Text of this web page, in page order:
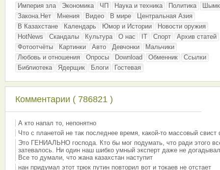
Империя зла Экономика ЧП Наука и техника Политика
Закона.Нет
Мнения Видео В мире
Центральная Азия
В Казахстане
Календарь Юмор и Истории
Новости оружия
HotNews
Скандалы Культура О нас IT Спорт
Архив статей
Фотоотчёты
Картинки Авто Девчонки
Мальчики
Любовь и отношения
Опросы Download Обменник
Ссылки
Библиотека
Ядерщик Блоги Гостевая
Комментарии ( 786821 )
А кто напал то, непонятно
Что с планетой не так последнее время, какой-то массовый свист
Это ГЕНИАЛЬНО господа. Кто бы мог подумать, что ради этого
затевалось. Ни один наш шибко умный эксперт даже не
Все то думали, что жана казахстан наступит
нан придумал этот трюк путин повторил вот и токаев не отстает